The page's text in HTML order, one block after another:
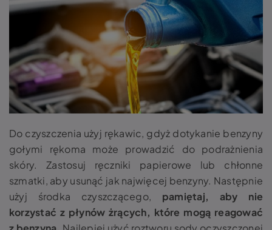
Do czyszczenia użyj rękawic, gdyż dotykanie benzyny
gołymi rękoma może prowadzić do podrażnienia
skóry.
Zastosuj ręczniki papierowe lub chłonne
szmatki, aby usunąć jak najwięcej benzyny. Następnie
użyj środka czyszczącego, pamiętaj, aby nie
korzystać z płynów żrących, które mogą reagować